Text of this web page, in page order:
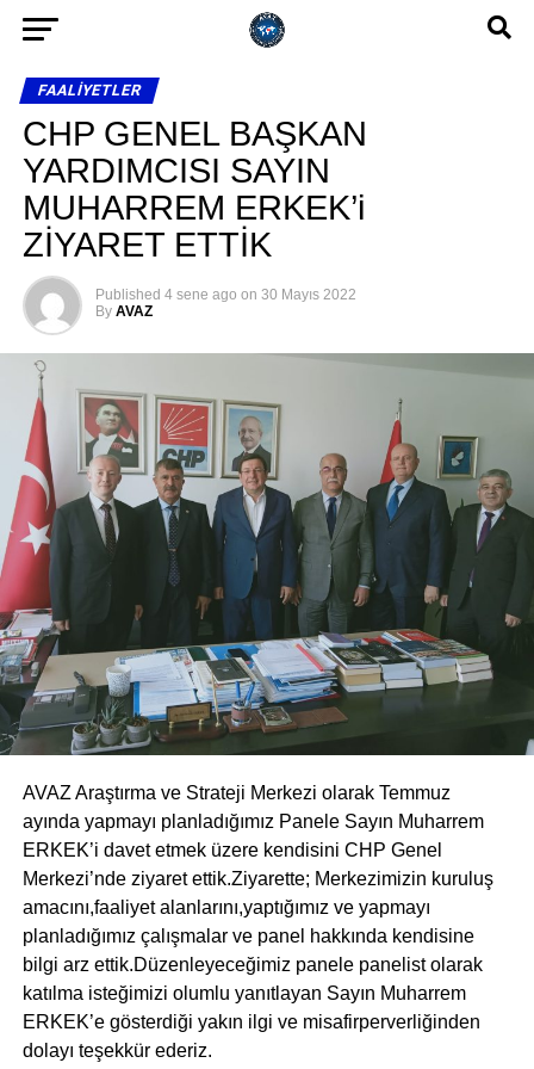
FAALIYETLER
CHP GENEL BAŞKAN
YARDIMCISI SAYIN
MUHARREM ERKEK’i
ZİYARET ETTİK
Published 4 sene ago on 30 Mayıs 2022
By AVAZ
AVAZ Araştırma ve Strateji Merkezi olarak Temmuz
ayında yapmayı planladığımız Panele Sayın Muharrem
ERKEK’i davet etmek üzere kendisini CHP Genel
Merkezi’nde ziyaret ettik.Ziyarette; Merkezimizin kuruluş
amacını,faaliyet alanlarını,yaptığımız ve yapmayı
planladığımız çalışmalar ve panel hakkında kendisine
bilgi arz ettik.Düzenleyeceğimiz panele panelist olarak
katılma isteğimizi olumlu yanıtlayan Sayın Muharrem
ERKEK’e gösterdiği yakın ilgi ve misafirperverliğinden
dolayı teşekkür ederiz.